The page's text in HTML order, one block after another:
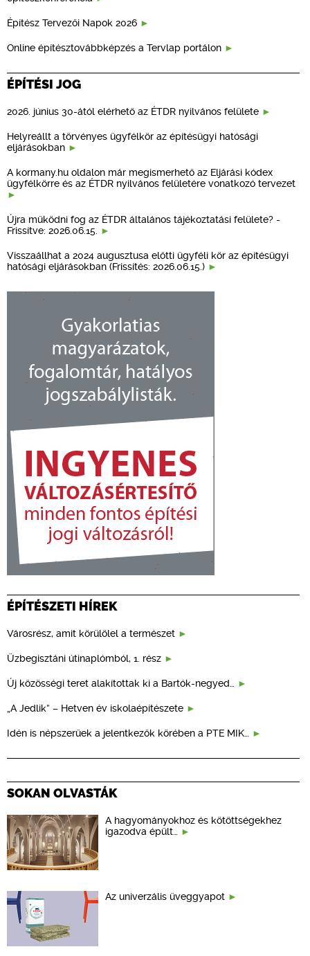
Építész Tervezői Napok 2026
Online építésztovábbképzés a Tervlap portálon
ÉPÍTÉSI JOG
2026. június 30-ától elérhető az ÉTDR nyilvános felülete
Helyreállt a törvényes ügyfélkör az építésügyi hatósági
eljárásokban
A kormany.hu oldalon már megismerhető az Eljárási kódex
ügyfélkörre és az ÉTDR nyilvános felületére vonatkozó tervezet
Újra működni fog az ÉTDR általános tájékoztatási felülete? -
Frissítve: 2026.06.15.
Visszaállhat a 2024 augusztusa előtti ügyféli kör az építésügyi
hatósági eljárásokban (Frissítés: 2026.06.15.)
ÉPÍTÉSZETI HÍREK
Városrész, amit körülölel a természet
Üzbegisztáni útinaplómból, 1. rész
Új közösségi teret alakítottak ki a Bartók-negyed…
„A Jedlik” – Hetven év iskolaépítészete
Idén is népszerűek a jelentkezők körében a PTE MIK…
SOKAN OLVASTÁK
A hagyományokhoz és kötöttségekhez
igazodva épült…
Az univerzális üveggyapot